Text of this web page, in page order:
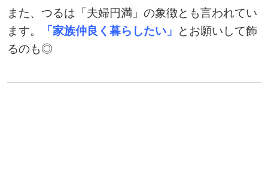
また、つるは「夫婦円満」の象徴とも言われてい
ます。
「家族仲良く暮らしたい」
とお願いして飾
るのも◎